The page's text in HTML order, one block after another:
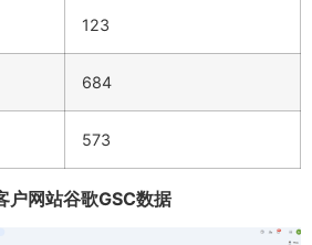
123
684
573
户网站谷歌GSC数据